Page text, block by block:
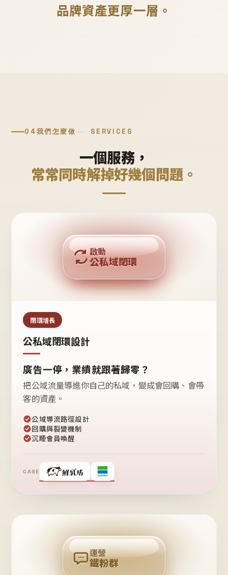
品牌資產更厚一層。
04我們怎麼做 SERVICES
一個服務，
常常同時解掉好幾個問題。
公域流量
私域鐵粉
回購複利
啟動
公私域閉環
閉環增長
公私域閉環設計
廣告一停，業績就跟著歸零？
把公域流量導進你自己的私域，變成會回購、會帶
客的資產。
公域導流路徑設計
回購與裂變機制
沉睡會員喚醒
CASE
❤
粉
回
購
運營
鐵粉群